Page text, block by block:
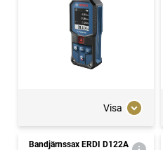
Visa
Bandjärnssax ERDI D122A